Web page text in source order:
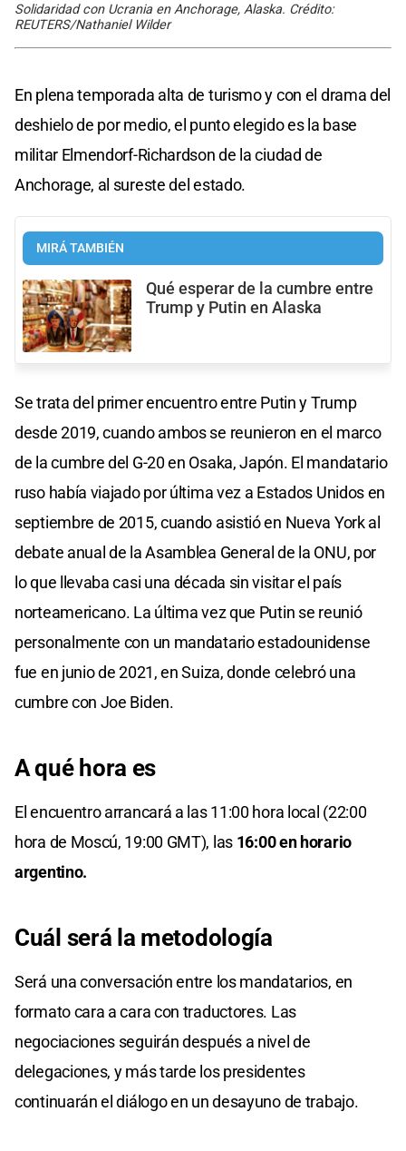
Solidaridad con Ucrania en Anchorage, Alaska. Crédito:
REUTERS/Nathaniel Wilder
En plena temporada alta de turismo y con el drama del
deshielo de por medio, el punto elegido es la base
militar Elmendorf-Richardson de la ciudad de
Anchorage, al sureste del estado.
MIRÁ TAMBIÉN
Qué esperar de la cumbre entre
Trump y Putin en Alaska
Se trata del primer encuentro entre Putin y Trump
desde 2019, cuando ambos se reunieron en el marco
de la cumbre del G-20 en Osaka, Japón. El mandatario
ruso había viajado por última vez a Estados Unidos en
septiembre de 2015, cuando asistió en Nueva York al
debate anual de la Asamblea General de la ONU, por
lo que llevaba casi una década sin visitar el país
norteamericano. La última vez que Putin se reunió
personalmente con un mandatario estadounidense
fue en junio de 2021, en Suiza, donde celebró una
cumbre con Joe Biden.
A qué hora es
El encuentro arrancará a las 11:00 hora local (22:00
hora de Moscú, 19:00 GMT), las 16:00 en horario
argentino.
Cuál será la metodología
Será una conversación entre los mandatarios, en
formato cara a cara con traductores. Las
negociaciones seguirán después a nivel de
delegaciones, y más tarde los presidentes
continuarán el diálogo en un desayuno de trabajo.